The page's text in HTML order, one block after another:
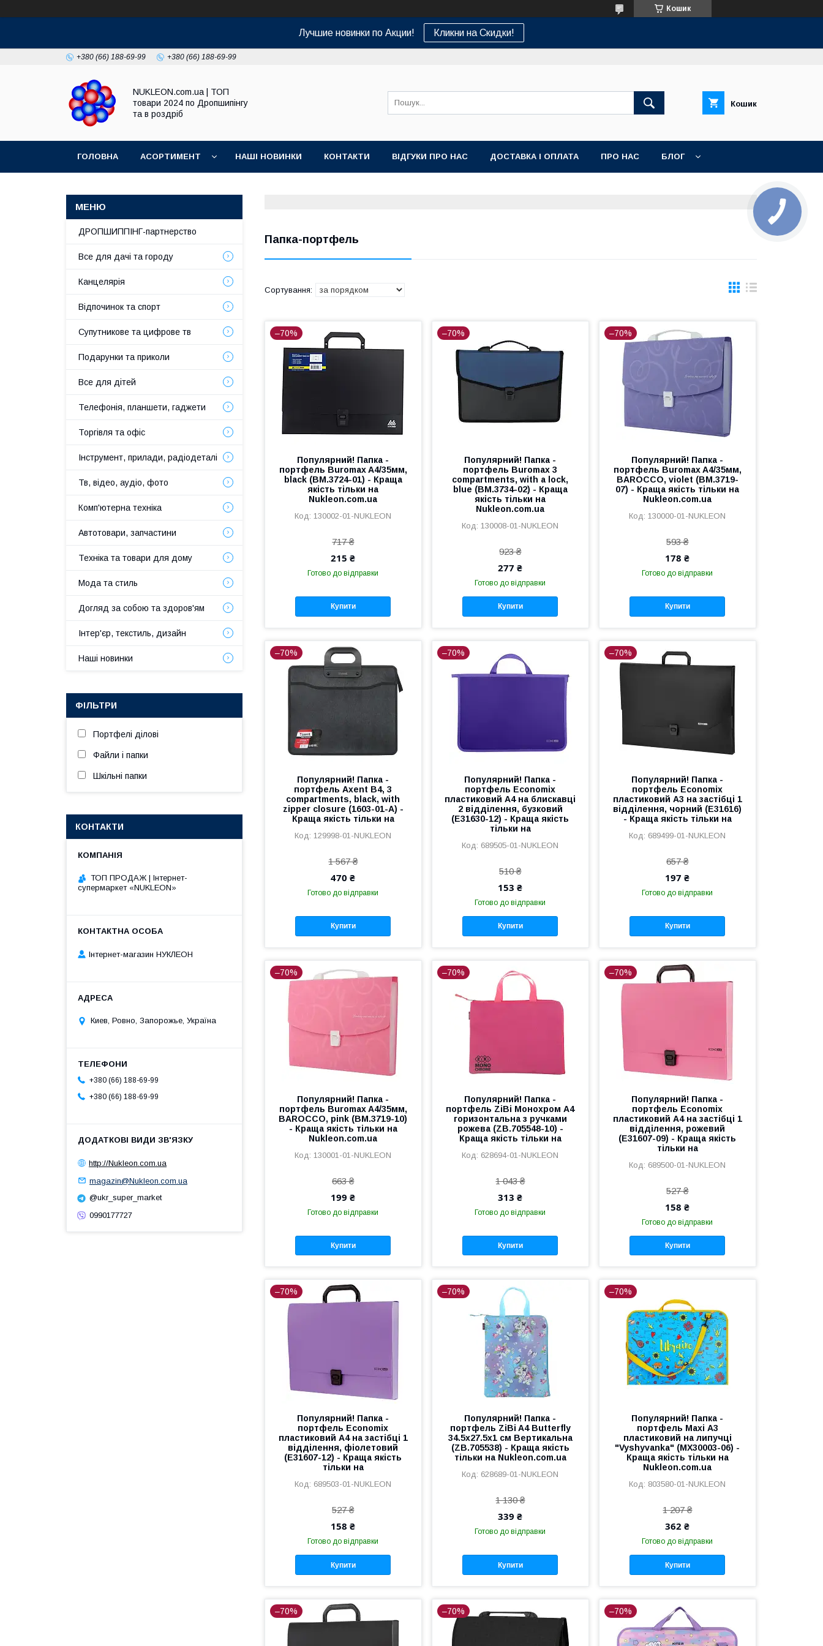
Кошик
Лучшие новинки по Акции! Кликни на Скидки!
+380 (66) 188-69-99 +380 (66) 188-69-99
NUKLEON.com.ua | ТОП
товари 2024 по Дропшипінгу
та в роздріб
Кошик
ГОЛОВНА АСОРТИМЕНТ НАШІ НОВИНКИ КОНТАКТИ ВІДГУКИ ПРО НАС ДОСТАВКА І ОПЛАТА ПРО НАС БЛОГ
Папка-портфель
–70%
Популярний! Папка -
портфель Buromax A4/35мм,
black (BM.3724-01) - Краща
якість тільки на
Nukleon.com.ua
130002-01-NUKLEON
717 ₴
215 ₴
Готово до відправки
Купити
–70%
Популярний! Папка -
портфель Buromax 3
compartments, with a lock,
blue (BM.3734-02) - Краща
якість тільки на
Nukleon.com.ua
130008-01-NUKLEON
923 ₴
277 ₴
Готово до відправки
Купити
–70%
Популярний! Папка -
портфель Buromax A4/35мм,
BAROCCO, violet (BM.3719-
07) - Краща якість тільки на
Nukleon.com.ua
130000-01-NUKLEON
593 ₴
178 ₴
Готово до відправки
Купити
–70%
Популярний! Папка -
портфель Axent В4, 3
compartments, black, with
zipper closure (1603-01-А) -
Краща якість тільки на
129998-01-NUKLEON
1 567 ₴
470 ₴
Готово до відправки
Купити
–70%
Популярний! Папка -
портфель Economix
пластиковий А4 на блискавці
2 відділення, бузковий
(E31630-12) - Краща якість
тільки на
689505-01-NUKLEON
510 ₴
153 ₴
Готово до відправки
Купити
–70%
Популярний! Папка -
портфель Economix
пластиковий A3 на застібці 1
відділення, чорний (E31616)
- Краща якість тільки на
689499-01-NUKLEON
657 ₴
197 ₴
Готово до відправки
Купити
–70%
Популярний! Папка -
портфель Buromax A4/35мм,
BAROCCO, pink (BM.3719-10)
- Краща якість тільки на
Nukleon.com.ua
130001-01-NUKLEON
663 ₴
199 ₴
Готово до відправки
Купити
–70%
Популярний! Папка -
портфель ZiBi Монохром А4
горизонтальна з ручками
рожева (ZB.705548-10) -
Краща якість тільки на
628694-01-NUKLEON
1 043 ₴
313 ₴
Готово до відправки
Купити
–70%
Популярний! Папка -
портфель Economix
пластиковий A4 на застібці 1
відділення, рожевий
(E31607-09) - Краща якість
тільки на
689500-01-NUKLEON
527 ₴
158 ₴
Готово до відправки
Купити
–70%
Популярний! Папка -
портфель Economix
пластиковий A4 на застібці 1
відділення, фіолетовий
(E31607-12) - Краща якість
тільки на
689503-01-NUKLEON
527 ₴
158 ₴
Готово до відправки
Купити
–70%
Популярний! Папка -
портфель ZiBi A4 Butterfly
34.5х27.5х1 см Вертикальна
(ZB.705538) - Краща якість
тільки на Nukleon.com.ua
628689-01-NUKLEON
1 130 ₴
339 ₴
Готово до відправки
Купити
–70%
Популярний! Папка -
портфель Maxi А3
пластиковий на липучці
"Vyshyvanka" (MX30003-06) -
Краща якість тільки на
Nukleon.com.ua
803580-01-NUKLEON
1 207 ₴
362 ₴
Готово до відправки
Купити
–70% –70% –70%
ДРОПШИППІНГ-партнерство
Все для дачі та городу
Канцелярія
Відпочинок та спорт
Супутникове та цифрове тв
Подарунки та приколи
Все для дітей
Телефонія, планшети, гаджети
Торгівля та офіс
Інструмент, прилади, радіодеталі
Тв, відео, аудіо, фото
Комп'ютерна техніка
Автотовари, запчастини
Техніка та товари для дому
Мода та стиль
Догляд за собою та здоров'ям
Інтер'єр, текстиль, дизайн
Наші новинки
ФІЛЬТРИ
Портфелі ділові
Файли і папки
Шкільні папки
КОНТАКТИ
ТОП ПРОДАЖ | Інтернет-
супермаркет «NUKLEON»
Інтернет-магазин НУКЛЕОН
Киев, Ровно, Запорожье, Україна
+380 (66) 188-69-99
+380 (66) 188-69-99
http://Nukleon.com.ua
magazin@Nukleon.com.ua
@ukr_super_market
0990177727